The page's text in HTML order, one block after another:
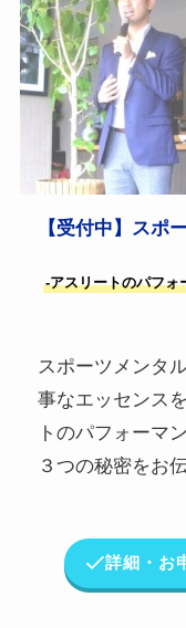
【受付中】スポ
-アスリートのパフォ
スポーツメンタ
事なエッセンス
トのパフォーマ
３つの秘密をお
詳細・お